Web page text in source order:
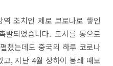
조치인 제로 코로나로 쌓인
발되었습니다. 도시를 통으로
쳤는데도 중국의 하루 코로나
, 지난 4월 상하이 봉쇄 때보